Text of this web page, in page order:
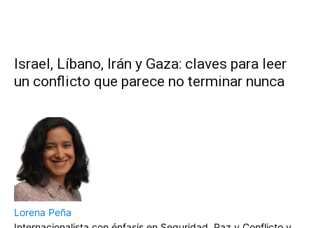
Israel, Líbano, Irán y Gaza: claves para leer
un conflicto que parece no terminar nunca
Lorena Peña